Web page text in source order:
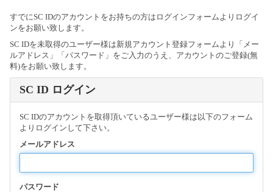
すでにSC IDのアカウントをお持ちの方はログインフォームよりログイ
ンをお願い致します。
SC IDを未取得のユーザー様は新規アカウント登録フォームより「メー
ルアドレス」「パスワード」をご入力のうえ、アカウントのご登録(無
料)をお願い致します。
SC ID ログイン
SC IDのアカウントを取得頂いているユーザー様は以下のフォーム
よりログインして下さい。
メールアドレス
パスワード